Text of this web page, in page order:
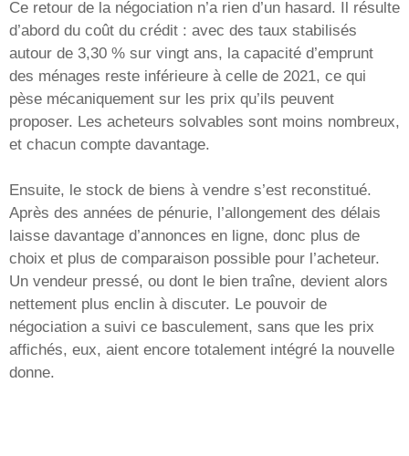
Ce retour de la négociation n’a rien d’un hasard. Il résulte
d’abord du coût du crédit : avec des taux stabilisés
autour de 3,30 % sur vingt ans, la capacité d’emprunt
des ménages reste inférieure à celle de 2021, ce qui
pèse mécaniquement sur les prix qu’ils peuvent
proposer. Les acheteurs solvables sont moins nombreux,
et chacun compte davantage.
Ensuite, le stock de biens à vendre s’est reconstitué.
Après des années de pénurie, l’allongement des délais
laisse davantage d’annonces en ligne, donc plus de
choix et plus de comparaison possible pour l’acheteur.
Un vendeur pressé, ou dont le bien traîne, devient alors
nettement plus enclin à discuter. Le pouvoir de
négociation a suivi ce basculement, sans que les prix
affichés, eux, aient encore totalement intégré la nouvelle
donne.